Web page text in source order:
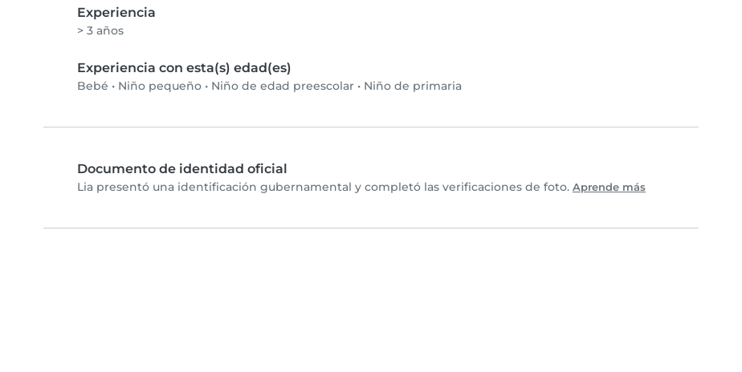
Experiencia
> 3 años
Experiencia con esta(s) edad(es)
Bebé • Niño pequeño • Niño de edad preescolar • Niño de primaria
Documento de identidad oficial
Lia presentó una identificación gubernamental y completó las verificaciones de foto. Aprende más